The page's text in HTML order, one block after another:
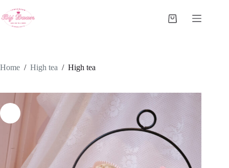
naar
de
Winkelwagen
Home / High tea / High tea